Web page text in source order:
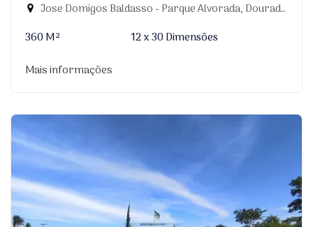
Jose Domigos Baldasso - Parque Alvorada, Dourados-MS
360 M²
12 x 30 Dimensões
Mais informações